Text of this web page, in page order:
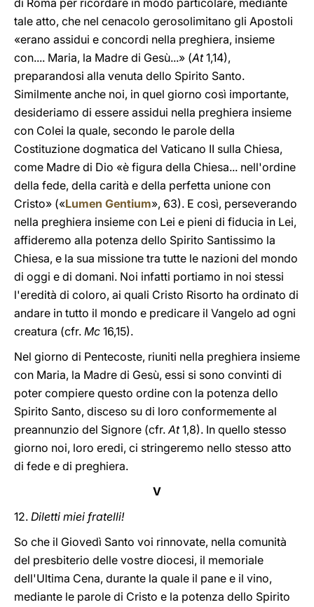
di Roma per ricordare in modo particolare, mediante
tale atto, che nel cenacolo gerosolimitano gli Apostoli
«erano assidui e concordi nella preghiera, insieme
con.... Maria, la Madre di Gesù...» (At1,14),
preparandosi alla venuta dello Spirito Santo.
Similmente anche noi, in quel giorno così importante,
desideriamo di essere assidui nella preghiera insieme
con Colei la quale, secondo le parole della
Costituzione dogmatica del Vaticano II sulla Chiesa,
come Madre di Dio «è figura della Chiesa... nell'ordine
della fede, della carità e della perfetta unione con
Cristo» («Lumen Gentium», 63). E così, perseverando
nella preghiera insieme con Lei e pieni di fiducia in Lei,
affideremo alla potenza dello Spirito Santissimo la
Chiesa, e la sua missione tra tutte le nazioni del mondo
di oggi e di domani. Noi infatti portiamo in noi stessi
l'eredità di coloro, ai quali Cristo Risorto ha ordinato di
andare in tutto il mondo e predicare il Vangelo ad ogni
creatura (cfr. Mc 16,15).
Nel giorno di Pentecoste, riuniti nella preghiera insieme
con Maria, la Madre di Gesù, essi si sono convinti di
poter compiere questo ordine con la potenza dello
Spirito Santo, disceso su di loro conformemente al
preannunzio del Signore (cfr.At1,8). In quello stesso
giorno noi, loro eredi, ci stringeremo nello stesso atto
di fede e di preghiera.
V
12. Diletti miei fratelli!
So che il Giovedì Santo voi rinnovate, nella comunità
del presbiterio delle vostre diocesi, il memoriale
dell'Ultima Cena, durante la quale il pane e il vino,
mediante le parole di Cristo e la potenza dello Spirito